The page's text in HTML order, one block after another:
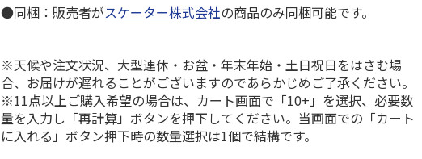
●同梱：販売者がスケーター株式会社の商品のみ同梱可能です。
※天候や注文状況、大型連休・お盆・年末年始・土日祝日をはさむ場
合、お届けが遅れることがございますのであらかじめご了承ください。
※11点以上ご購入希望の場合は、カート画面で「10+」を選択、必要数
量を入力し「再計算」ボタンを押下してください。当画面での「カート
に入れる」ボタン押下時の数量選択は1個で結構です。